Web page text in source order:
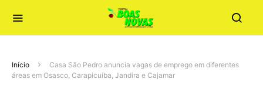
Início
Casa São Pedro anuncia vagas de emprego em diferentes
áreas em Osasco, Carapicuíba, Jandira e Cajamar